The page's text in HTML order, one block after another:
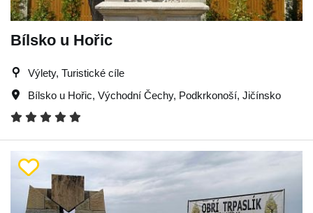
Bílsko u Hořic
Výlety, Turistické cíle
Bílsko u Hořic, Východní Čechy, Podkrkonoší, Jičínsko